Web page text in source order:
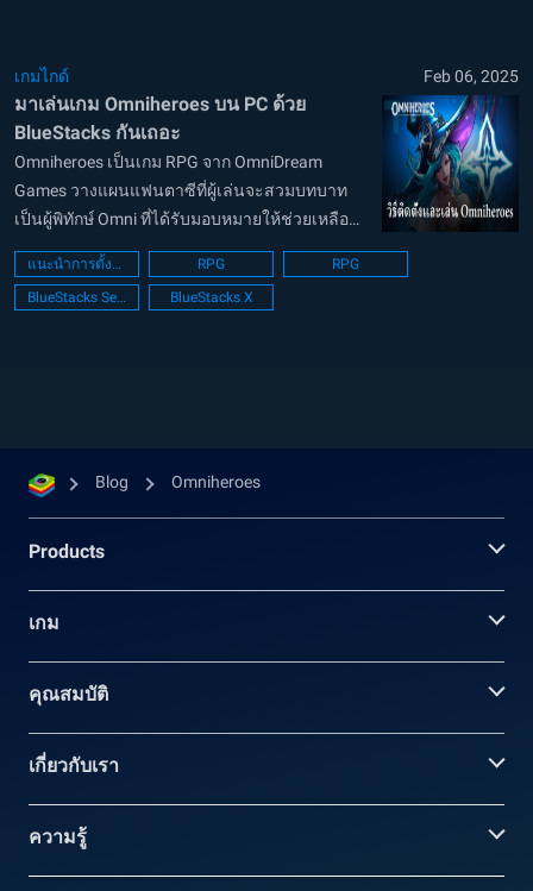
เกมไกด์ Feb 06, 2025
มาเล่นเกม Omniheroes บน PC ด้วย
BlueStacks กันเถอะ
Omniheroes เป็นเกม RPG จาก OmniDream
Games วางแผนแฟนตาซีที่ผู้เล่นจะสวมบทบาท
เป็นผู้พิทักษ์ Omni ที่ได้รับมอบหมายให้ช่วยเหลือ
Palmarius จากเงื้อมมือของความมืด ด้วยฮีโร่
มากกว่า 100 ตัวให้สะสม การต่อสู้ PvP ที่น่าตื่น
เต้น และการอัปเดตตามฤดูกาลที่เต็มไปด...
แนะนำการตั้งค่า PC RPG
RPG
BlueStacks Setup
BlueStacks X
Blog Omniheroes
Products
เกม
คุณสมบัติ
เกี่ยวกับเรา
ความรู้